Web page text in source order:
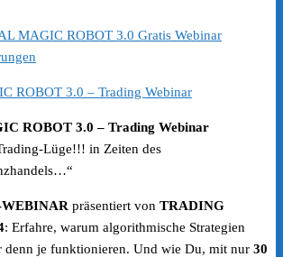
ROBOT 3.0 – Trading Webinar
ROBOT 3.0 – Trading Webinar
Lüge!!! in Zeiten des
präsentiert von TRADING
: Erfahre, warum algorithmische Strategien
denn je funktionieren. Und wie Du, mit nur 30